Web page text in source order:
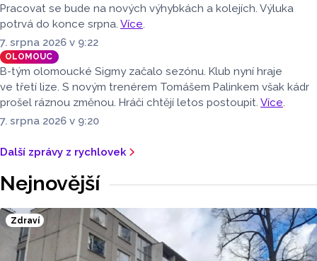
Pracovat se bude na nových výhybkách a kolejích. Výluka
potrvá do konce srpna. Více.
7. srpna 2026 v 9:22
OLOMOUC
B-tým olomoucké Sigmy začalo sezónu. Klub nyní hraje
ve třetí lize. S novým trenérem Tomášem Palinkem však kádr
prošel ráznou změnou. Hráči chtějí letos postoupit. Více.
7. srpna 2026 v 9:20
Další zprávy z rychlovek
Nejnovější
Zdraví